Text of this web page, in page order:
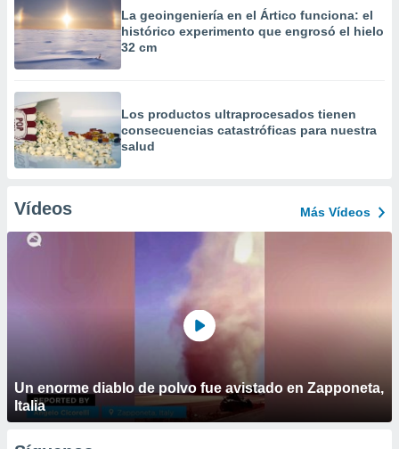
La geoingeniería en el Ártico funciona: el
histórico experimento que engrosó el hielo
32 cm
Los productos ultraprocesados ​​tienen
consecuencias catastróficas para nuestra
salud
Vídeos Más Vídeos
Un enorme diablo de polvo fue avistado en Zapponeta,
Italia